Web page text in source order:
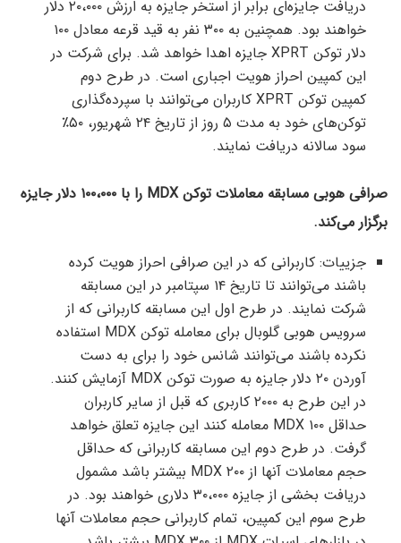
دریافت جایزه‌ای برابر از استخر جایزه به ارزش ۲۰،۰۰۰ دلار
خواهند بود. همچنین به ۳۰۰ نفر به قید قرعه معادل ۱۰۰
دلار توکن XPRT جایزه اهدا خواهد شد. برای شرکت در
این کمپین احراز هویت اجباری است. در طرح دوم
کمپین توکن XPRT کاربران می‌توانند با سپرده‌گذاری
توکن‌های خود به مدت ۵ روز از تاریخ ۲۴ شهریور، ۵۰٪
سود سالانه دریافت نمایند.
صرافی هوبی مسابقه معاملات توکن MDX را با ۱۰۰،۰۰۰ دلار جایزه
برگزار می‌کند.
جزییات: کاربرانی که در این صرافی احراز هویت کرده
باشند می‌توانند تا تاریخ ۱۴ سپتامبر در این مسابقه
شرکت نمایند. در طرح اول این مسابقه کاربرانی که از
سرویس هوبی گلوبال برای معامله توکن MDX استفاده
نکرده باشند می‌توانند شانس خود را برای به دست
آوردن ۲۰ دلار جایزه به صورت توکن MDX آزمایش کنند.
در این طرح به ۲۰۰۰ کاربری که قبل از سایر کاربران
حداقل ۱۰۰ MDX معامله کنند این جایزه تعلق خواهد
گرفت. در طرح دوم این مسابقه کاربرانی که حداقل
حجم معاملات آنها از ۲۰۰ MDX بیشتر باشد مشمول
دریافت بخشی از جایزه ۳۰،۰۰۰ دلاری خواهند بود. در
طرح سوم این کمپین، تمام کاربرانی حجم معاملات آنها